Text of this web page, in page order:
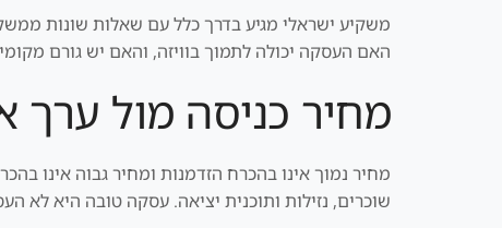
משקיע ישראלי מגיע בדרך כלל עם שאלות שונות
האם העסקה יכולה לתמוך בוויזה, והאם יש גורם
מחיר כניסה מול ערך
מחיר נמוך אינו בהכרח הזדמנות ומחיר גבוה אינו
שוכרים, נזילות ותוכנית יציאה. עסקה טובה היא לא